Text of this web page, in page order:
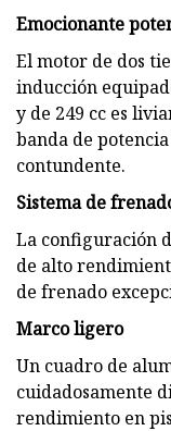
Emocionante
El motor de dos
inducción
y de 249 cc es
banda de
contundente.
Sistema de
La configuración
de alto
de frenado
Marco ligero
Un cuadro de
cuidadosamente
rendimiento en